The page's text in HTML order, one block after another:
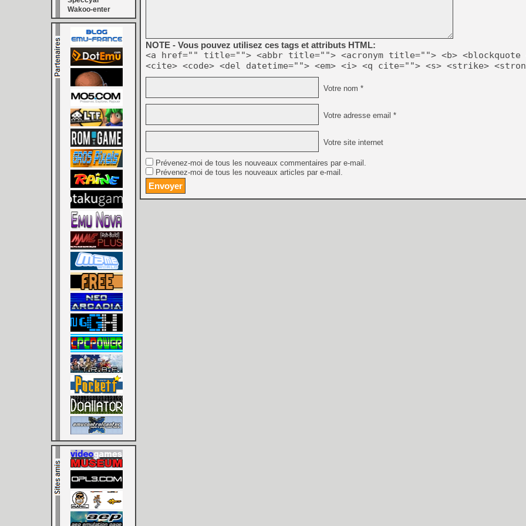
[GK] Beast of
[GK] Ubisoft : fin de partie
[GK] Mémoire cash -
[GK] Dan Houser (GTA)
[GK] Comment EA Sports
[GK] Crimson Moon : un
[GK] Isle of Reveries : le
[GK] Moonlighter 2 : The
[GK] Capcom relance
[Mo5] Deux inédits du
[GK] Le beat'em up The
[GK] Endless Legend 2 :
[LS] [PS5] Premiers
Wakoo-enter
NOTE - Vous pouvez utilisez ces tags et attributs HTML:
<a href="" title=""> <abbr title=""> <acronym title=""> <b> <blockquote
<cite> <code> <del datetime=""> <em> <i> <q cite=""> <s> <strike>
Votre nom *
Votre adresse email *
Votre site internet
Prévenez-moi de tous les nouveaux commentaires par e-mail.
Prévenez-moi de tous les nouveaux articles par e-mail.